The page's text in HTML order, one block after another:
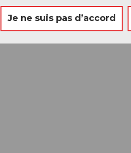
Je ne suis pas d’accord